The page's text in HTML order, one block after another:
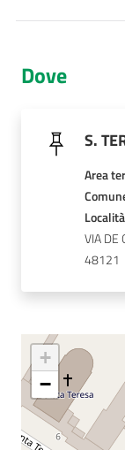
AUSL
Bandi
Concorsi
Dove
S.
Area
Località
VIA DE
48121
+
−